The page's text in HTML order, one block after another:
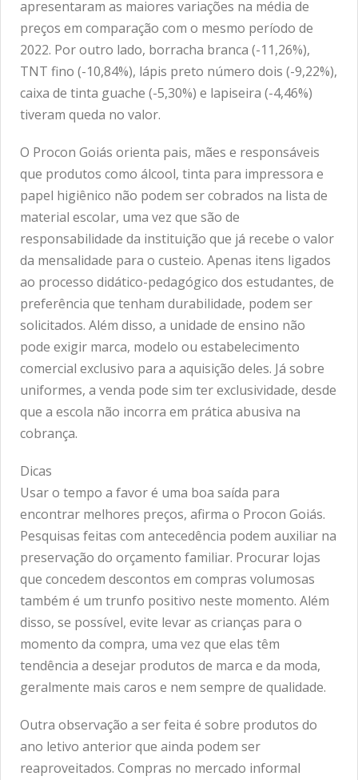
apresentaram as maiores variações na média de
preços em comparação com o mesmo período de
2022. Por outro lado, borracha branca (-11,26%),
TNT fino (-10,84%), lápis preto número dois (-9,22%),
caixa de tinta guache (-5,30%) e lapiseira (-4,46%)
tiveram queda no valor.
O Procon Goiás orienta pais, mães e responsáveis
que produtos como álcool, tinta para impressora e
papel higiênico não podem ser cobrados na lista de
material escolar, uma vez que são de
responsabilidade da instituição que já recebe o valor
da mensalidade para o custeio. Apenas itens ligados
ao processo didático-pedagógico dos estudantes, de
preferência que tenham durabilidade, podem ser
solicitados. Além disso, a unidade de ensino não
pode exigir marca, modelo ou estabelecimento
comercial exclusivo para a aquisição deles. Já sobre
uniformes, a venda pode sim ter exclusividade, desde
que a escola não incorra em prática abusiva na
cobrança.
Dicas
Usar o tempo a favor é uma boa saída para
encontrar melhores preços, afirma o Procon Goiás.
Pesquisas feitas com antecedência podem auxiliar na
preservação do orçamento familiar. Procurar lojas
que concedem descontos em compras volumosas
também é um trunfo positivo neste momento. Além
disso, se possível, evite levar as crianças para o
momento da compra, uma vez que elas têm
tendência a desejar produtos de marca e da moda,
geralmente mais caros e nem sempre de qualidade.
Outra observação a ser feita é sobre produtos do
ano letivo anterior que ainda podem ser
reaproveitados. Compras no mercado informal